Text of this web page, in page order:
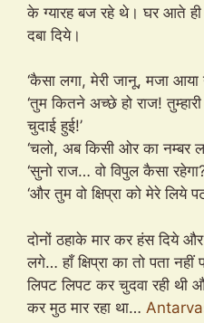
के ग्यारह बज रहे थे। घर आते
दबा दिये।
‘कैसा लगा, मेरी जानू, मजा आया
‘तुम कितने अच्छे हो राज!
चुदाई हुई!’
‘चलो, अब किसी ओर का नम्बर
‘सुनो राज… वो विपुल कैसा
‘और तुम वो क्षिप्रा को मेरे लिये
दोनों ठहाके मार कर हंस दिये
लगे… हाँ क्षिप्रा का तो पता
लिपट लिपट कर चुदवा रही थी
कर मुठ मार रहा था…